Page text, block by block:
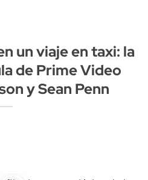
un viaje en taxi: la
de Prime Video
y Sean Penn